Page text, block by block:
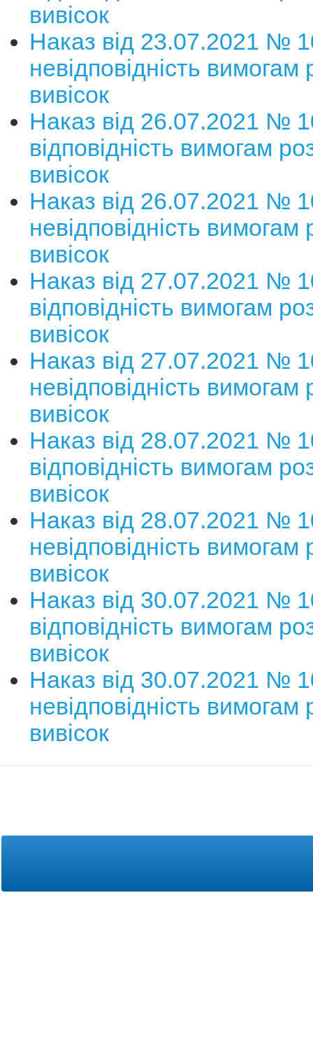
вивісок
Наказ від 23.07.2021 №
невідповідність
вивісок
Наказ від 26.07.2021 №
відповідність вимогам
вивісок
Наказ від 26.07.2021 №
невідповідність
вивісок
Наказ від 27.07.2021 №
відповідність вимогам
вивісок
Наказ від 27.07.2021 №
невідповідність
вивісок
Наказ від 28.07.2021 №
відповідність вимогам
вивісок
Наказ від 28.07.2021 №
невідповідність
вивісок
Наказ від 30.07.2021 №
відповідність вимогам
вивісок
Наказ від 30.07.2021 №
невідповідність
вивісок